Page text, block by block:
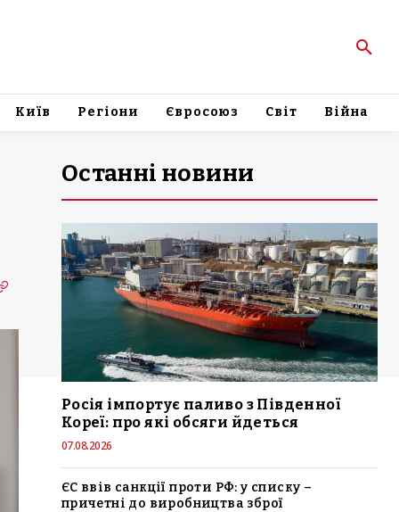
Київ Регіони Євросоюз Світ Війна
Останні новини
Росія імпортує паливо з Південної
Кореї: про які обсяги йдеться
07.08.2026
ЄС ввів санкції проти РФ: у списку –
причетні до виробництва зброї